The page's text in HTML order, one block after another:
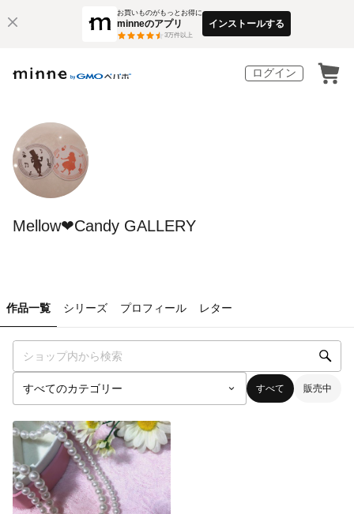
お買いものがもっとお得に
minneのアプリ
3万件以上
インストールする
ログイン
Mellow‪‪❤︎‬Candy GALLERY
作品一覧 シリーズ プロフィール レター
すべて 販売中